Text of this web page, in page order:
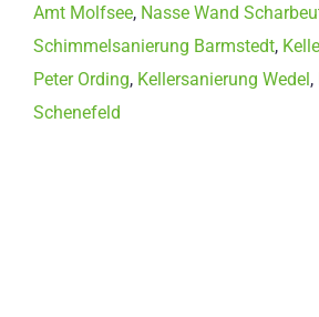
Amt Molfsee, Nasse Wand
Schimmelsanierung Barmstedt,
Peter Ording, Kellersanierung Wedel,
Schenefeld